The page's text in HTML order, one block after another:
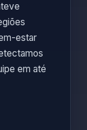
estar
em até